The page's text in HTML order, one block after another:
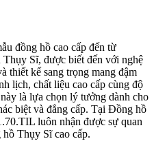
đồng hồ cao cấp đến từ
Sĩ, được biết đến với nghệ
thiết kế sang trọng mang đậm
lịch, chất liệu cao cấp cùng độ
là lựa chọn lý tưởng dành cho
biệt và đẳng cấp. Tại Đồng hồ
luôn nhận được sự quan
Thụy Sĩ cao cấp.